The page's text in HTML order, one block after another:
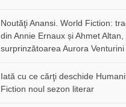
Noutăţi Anansi. World Fiction:
din Annie Ernaux și Ahmet Altan,
surprinzătoarea Aurora Venturini
Iată cu ce cărţi deschide
Fiction noul sezon literar